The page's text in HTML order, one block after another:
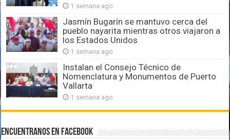
1 semana ago
Jasmín Bugarín se mantuvo cerca del
pueblo nayarita mientras otros viajaron a
los Estados Unidos
1 semana ago
Instalan el Consejo Técnico de
Nomenclatura y Monumentos de Puerto
Vallarta
1 semana ago
Encuentranos en Facebook